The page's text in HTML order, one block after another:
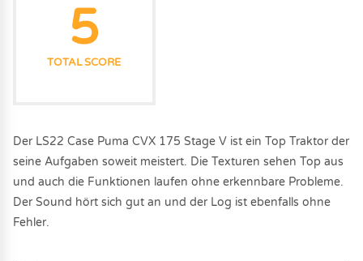
5
TOTAL SCORE
Der LS22 Case Puma CVX 175 Stage V ist ein Top Traktor der
seine Aufgaben soweit meistert. Die Texturen sehen Top aus
und auch die Funktionen laufen ohne erkennbare Probleme.
Der Sound hört sich gut an und der Log ist ebenfalls ohne
Fehler.